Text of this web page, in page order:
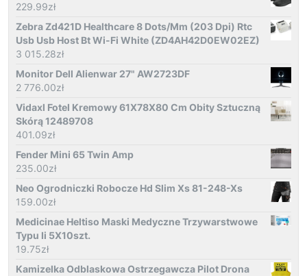
229.99zł
Zebra Zd421D Healthcare 8 Dots/Mm (203 Dpi) Rtc
Usb Usb Host Bt Wi-Fi White (ZD4AH42D0EW02EZ)
3 015.28zł
Monitor Dell Alienwar 27" AW2723DF
2 776.00zł
Vidaxl Fotel Kremowy 61X78X80 Cm Obity Sztuczną
Skórą 12489708
401.09zł
Fender Mini 65 Twin Amp
235.00zł
Neo Ogrodniczki Robocze Hd Slim Xs 81-248-Xs
159.00zł
Medicinae Heltiso Maski Medyczne Trzywarstwowe
Typu Ii 5X10szt.
19.75zł
Kamizelka Odblaskowa Ostrzegawcza Pilot Drona